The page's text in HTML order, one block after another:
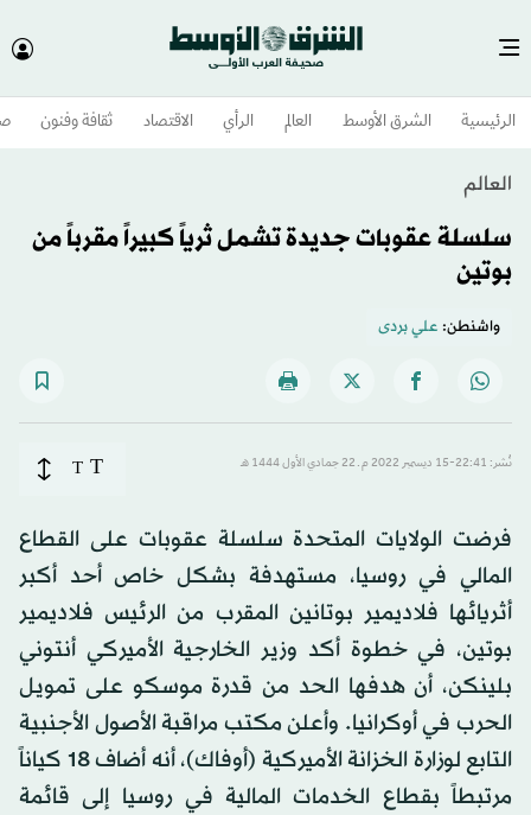
الرئيسية الشرق الأوسط​ العالم الرأي الاقتصاد ثقافة وفنون
العالم
سلسلة عقوبات جديدة تشمل ثرياً كبيراً مقرباً من
بوتين
واشنطن: علي بردى
نُشر: 22:41-15 ديسمبر 2022 م ـ 22 جمادي الأول 1444 هـ T
T
فرضت الولايات المتحدة سلسلة عقوبات على القطاع
المالي في روسيا، مستهدفة بشكل خاص أحد أكبر
أثريائها فلاديمير بوتانين المقرب من الرئيس فلاديمير
بوتين، في خطوة أكد وزير الخارجية الأميركي أنتوني
بلينكن، أن هدفها الحد من قدرة موسكو على تمويل
الحرب في أوكرانيا. وأعلن مكتب مراقبة الأصول الأجنبية
التابع لوزارة الخزانة الأميركية (أوفاك)، أنه أضاف 18 كياناً
مرتبطاً بقطاع الخدمات المالية في روسيا إلى قائمة